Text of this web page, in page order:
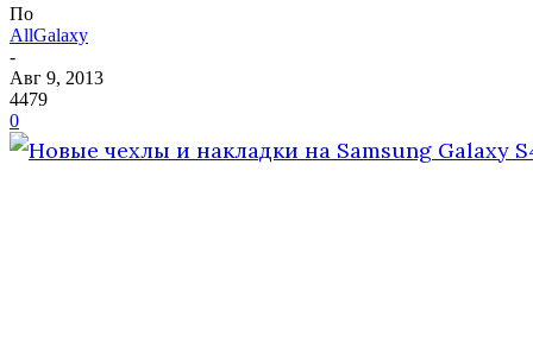
По
AllGalaxy
-
Авг 9, 2013
4479
0